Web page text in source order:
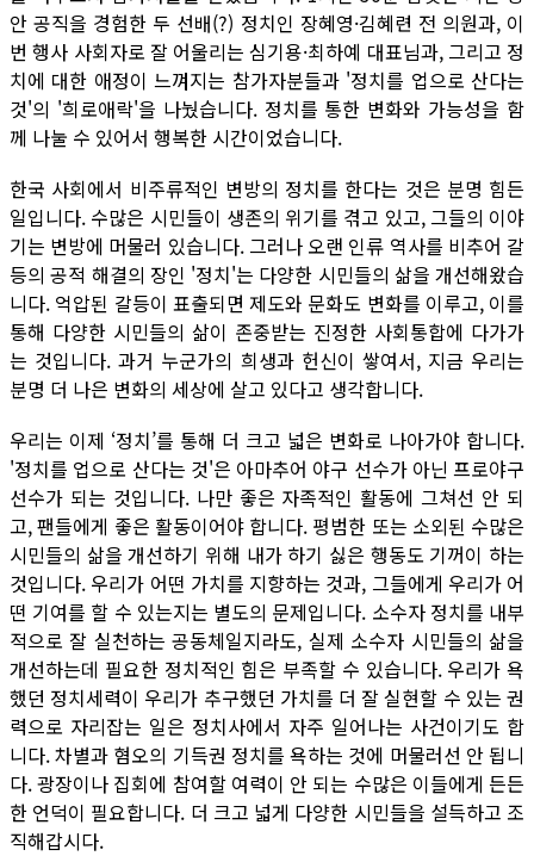
안 공직을 경험한 두 선배(?) 정치인 장혜영·김혜련 전 의원과, 이
번 행사 사회자로 잘 어울리는 심기용·최하예 대표님과, 그리고 정
치에 대한 애정이 느껴지는 참가자분들과 '정치를 업으로 산다는
것'의 '희로애락'을 나눴습니다. 정치를 통한 변화와 가능성을 함
께 나눌 수 있어서 행복한 시간이었습니다.
한국 사회에서 비주류적인 변방의 정치를 한다는 것은 분명 힘든
일입니다. 수많은 시민들이 생존의 위기를 겪고 있고, 그들의 이야
기는 변방에 머물러 있습니다. 그러나 오랜 인류 역사를 비추어 갈
등의 공적 해결의 장인 '정치'는 다양한 시민들의 삶을 개선해왔습
니다. 억압된 갈등이 표출되면 제도와 문화도 변화를 이루고, 이를
통해 다양한 시민들의 삶이 존중받는 진정한 사회통합에 다가가
는 것입니다. 과거 누군가의 희생과 헌신이 쌓여서, 지금 우리는
분명 더 나은 변화의 세상에 살고 있다고 생각합니다.
우리는 이제 ‘정치’를 통해 더 크고 넓은 변화로 나아가야 합니다.
'정치를 업으로 산다는 것'은 아마추어 야구 선수가 아닌 프로야구
선수가 되는 것입니다. 나만 좋은 자족적인 활동에 그쳐선 안 되
고, 팬들에게 좋은 활동이어야 합니다. 평범한 또는 소외된 수많은
시민들의 삶을 개선하기 위해 내가 하기 싫은 행동도 기꺼이 하는
것입니다. 우리가 어떤 가치를 지향하는 것과, 그들에게 우리가 어
떤 기여를 할 수 있는지는 별도의 문제입니다. 소수자 정치를 내부
적으로 잘 실천하는 공동체일지라도, 실제 소수자 시민들의 삶을
개선하는데 필요한 정치적인 힘은 부족할 수 있습니다. 우리가 욕
했던 정치세력이 우리가 추구했던 가치를 더 잘 실현할 수 있는 권
력으로 자리잡는 일은 정치사에서 자주 일어나는 사건이기도 합
니다. 차별과 혐오의 기득권 정치를 욕하는 것에 머물러선 안 됩니
다. 광장이나 집회에 참여할 여력이 안 되는 수많은 이들에게 든든
한 언덕이 필요합니다. 더 크고 넓게 다양한 시민들을 설득하고 조
직해갑시다.